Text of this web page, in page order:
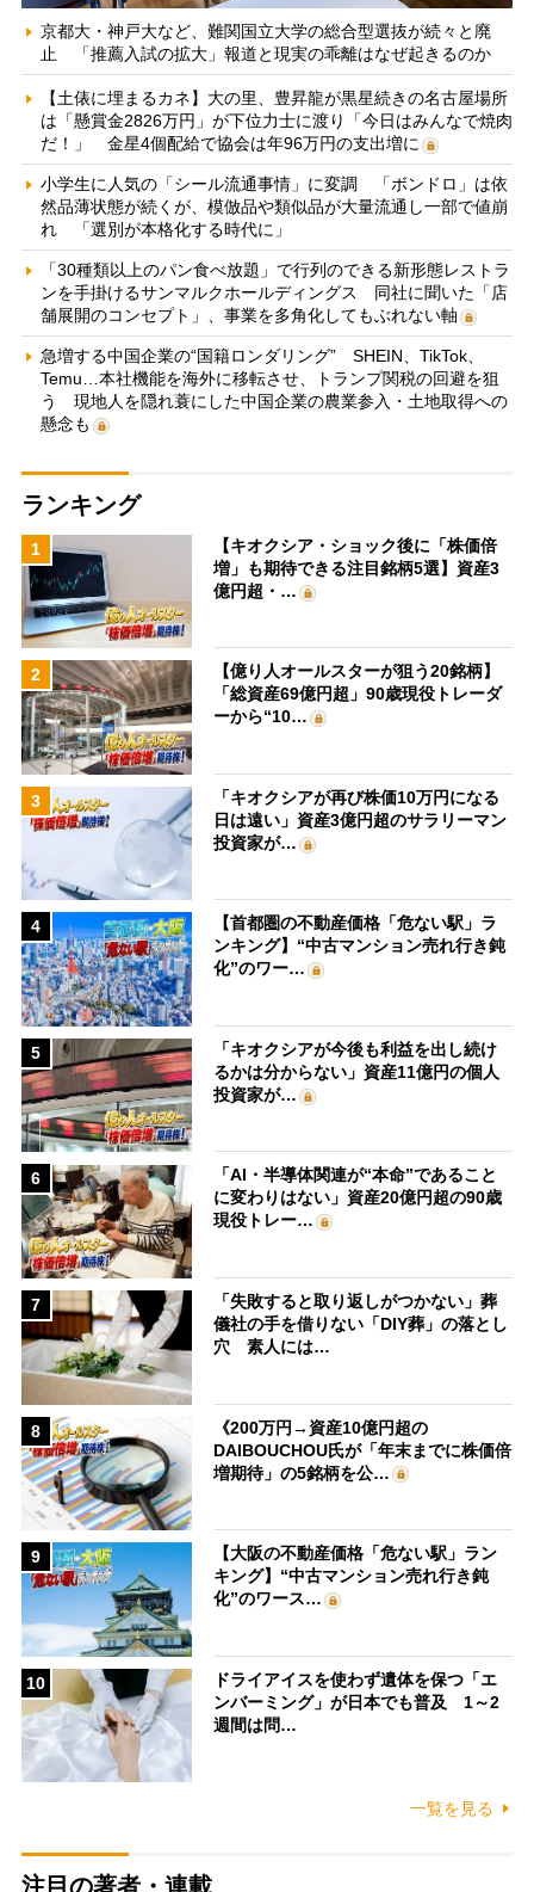
京都大・神戸大など、難関国立大学の総合型選抜が続々と廃
止 「推薦入試の拡大」報道と現実の乖離はなぜ起きるのか
【土俵に埋まるカネ】大の里、豊昇龍が黒星続きの名古屋場所
は「懸賞金2826万円」が下位力士に渡り「今日はみんなで焼肉
だ！」 金星4個配給で協会は年96万円の支出増に
小学生に人気の「シール流通事情」に変調 「ボンドロ」は依
然品薄状態が続くが、模倣品や類似品が大量流通し一部で値崩
れ 「選別が本格化する時代に」
「30種類以上のパン食べ放題」で行列のできる新形態レストラ
ンを手掛けるサンマルクホールディングス 同社に聞いた「店
舗展開のコンセプト」、事業を多角化してもぶれない軸
急増する中国企業の“国籍ロンダリング” SHEIN、TikTok、
Temu…本社機能を海外に移転させ、トランプ関税の回避を狙
う 現地人を隠れ蓑にした中国企業の農業参入・土地取得への
懸念も
ランキング
1
【キオクシア・ショック後に「株価倍
増」も期待できる注目銘柄5選】資産3
億円超・…
2
【億り人オールスターが狙う20銘柄】
「総資産69億円超」90歳現役トレーダ
ーから“10…
3
「キオクシアが再び株価10万円になる
日は遠い」資産3億円超のサラリーマン
投資家が…
4
【首都圏の不動産価格「危ない駅」ラ
ンキング】“中古マンション売れ行き鈍
化”のワー…
5
「キオクシアが今後も利益を出し続け
るかは分からない」資産11億円の個人
投資家が…
6
「AI・半導体関連が“本命”であること
に変わりはない」資産20億円超の90歳
現役トレー…
7
「失敗すると取り返しがつかない」葬
儀社の手を借りない「DIY葬」の落とし
穴 素人には…
8
《200万円→資産10億円超の
DAIBOUCHOU氏が「年末までに株価倍
増期待」の5銘柄を公…
9
【大阪の不動産価格「危ない駅」ラン
キング】“中古マンション売れ行き鈍
化”のワース…
10
ドライアイスを使わず遺体を保つ「エ
ンバーミング」が日本でも普及 1～2
週間は問…
一覧を見る
注目の著者・連載